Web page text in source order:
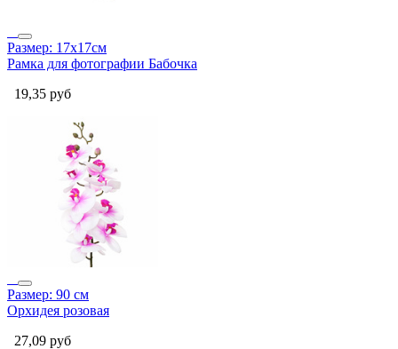
Размер: 17x17см
Рамка для фотографии Бабочка
19,35 руб
Размер: 90 см
Орхидея розовая
27,09 руб